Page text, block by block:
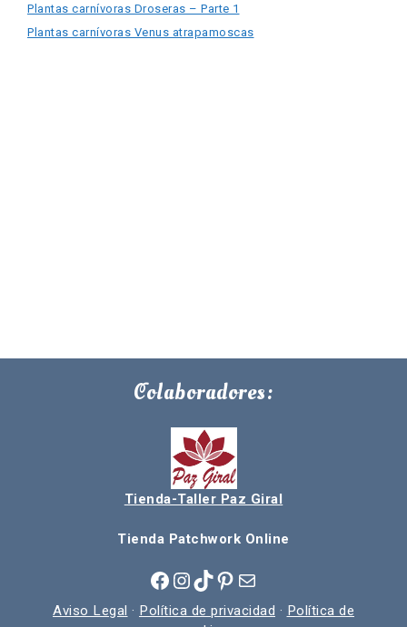
Plantas carnívoras Droseras – Parte 1
Plantas carnívoras Venus atrapamoscas
Colaboradores:
Tienda-Taller Paz Giral
Tienda Patchwork Online
Facebook
Instagram
TikTok
Pinterest
Correo electrónico
Aviso Legal · Política de privacidad · Política de